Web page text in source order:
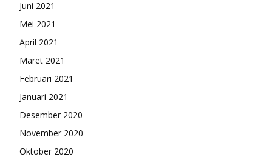
Juni 2021
Mei 2021
April 2021
Maret 2021
Februari 2021
Januari 2021
Desember 2020
November 2020
Oktober 2020